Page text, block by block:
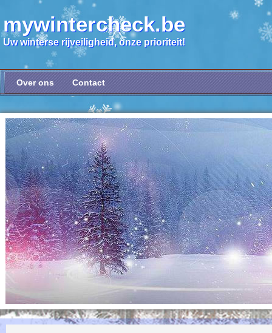
mywintercheck.be
Uw winterse rijveiligheid, onze prioriteit!
Over ons Contact